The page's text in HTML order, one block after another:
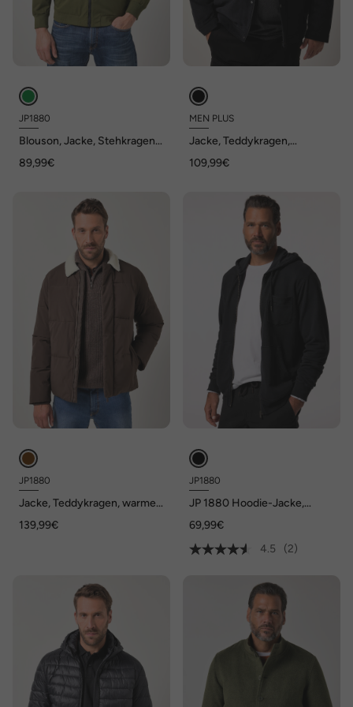
JP1880
Blouson, Jacke, Stehkragen,
89,99€
MEN PLUS
Jacke, Teddykragen,
109,99€
JP1880
Jacke, Teddykragen, warmes
139,99€
JP1880
JP 1880 Hoodie-Jacke,
bis 8 XL
69,99€
4.5
(2)